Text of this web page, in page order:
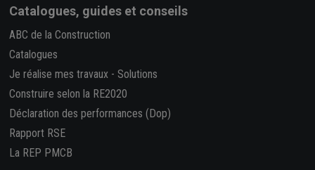
Catalogues, guides et conseils
ABC de la Construction
Catalogues
Je réalise mes travaux - Solutions
Construire selon la RE2020
Déclaration des performances (Dop)
Rapport RSE
La REP PMCB